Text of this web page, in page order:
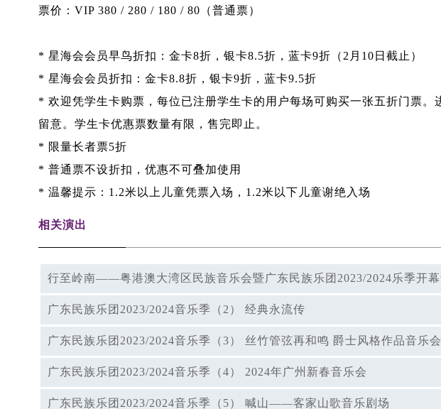
票价：VIP 380 / 280 / 180 / 80（普通票）
* 星海会会员早鸟折扣：金卡8折，银卡8.5折，蓝卡9折（2月10日截止）
* 星海会会员折扣：金卡8.8折，银卡9折，蓝卡9.5折
* 欢迎凭学生卡购票，每位已注册学生卡的用户每场可购买一张五折门票
留意。学生卡优惠票数量有限，售完即止。
* 限量长者票5折
* 普通票不设折扣，优惠不可叠加使用
* 温馨提示：1.2米以上儿童凭票入场，1.2米以下儿童谢绝入场
相关演出
行至岭南——粤港澳大湾区民族音乐会暨广东民族乐团2023/2024乐季开幕
广东民族乐团2023/2024音乐季（2） 经典永流传
广东民族乐团2023/2024音乐季（3） 丝竹管弦再和鸣 爵士风格作品音乐会
广东民族乐团2023/2024音乐季（4） 2024年广州新春音乐会
广东民族乐团2023/2024音乐季（5） 喊山——客家山歌音乐剧场